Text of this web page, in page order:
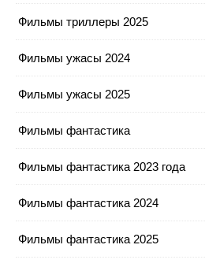
Фильмы триллеры 2025
Фильмы ужасы 2024
Фильмы ужасы 2025
Фильмы фантастика
Фильмы фантастика 2023 года
Фильмы фантастика 2024
Фильмы фантастика 2025